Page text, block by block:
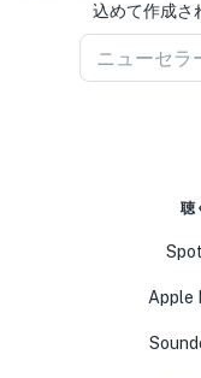
込めて作成さ
ニューセラ
聴
Apple